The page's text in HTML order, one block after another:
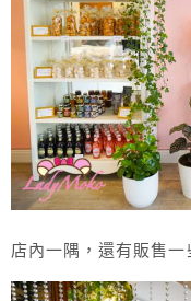
店內一隅，還有販售一